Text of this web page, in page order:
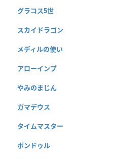
グラコス5世
スカイドラゴン
メディルの使い
アローインプ
やみのまじん
ガマデウス
タイムマスター
ボンドゥル